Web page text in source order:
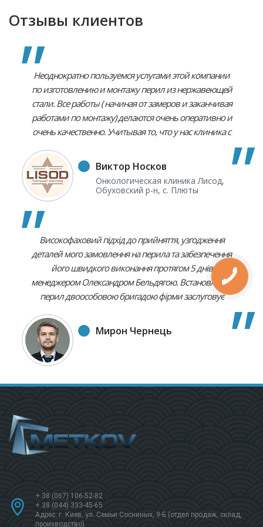
Отзывы клиентов
Неоднократно пользуемся услугами этой компании
по изготовлению и монтажу перил из нержавеющей
стали. Все работы ( начиная от замеров и заканчивая
работами по монтажу) делаются очень оперативно и
очень качественно. Учитывая то, что у нас клиника с
имиджевому состоянию и этими перилами
пользуются кроме сотрудников и пациенты, то эти
все перила, устанавливаемые и на улице и внутри
зданий, очень органично вписываются в наш имидж
и все пациенты и сотрудники очень ими довольны.
Виктор Носков
Онкологическая клиника Лисод,
Обуховский р-н, с. Плюты
Високофаховий підхід до прийняття, узгодження
деталей мого замовлення на перила та забезпечення
його швидкого виконання протягом 5 днів
менеджером Олександром Бельдягою. Встановлення
перил двоособовою бригадою фірми заслуговує
продуманого, високоякісного виконання, з
дотриманням усіх моїх пропозицій. Якість усіх етапів
замовлення є, безсумнівно вищою, ніж ціна за нього.
Рекомендую усім цей екстра фірмовий спосіб роботи.
Мирон Чернець
+ 38 (067) 106-52-82
+ 38 (044) 333-45-65
Адрес: г. Киев, ул. Семьи Сосниных, 9-Б (отдел продаж, склад,
производство)